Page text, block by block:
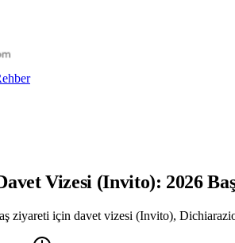
Vizesi (Invito): 2026
ziyareti için davet vizesi (Invito),